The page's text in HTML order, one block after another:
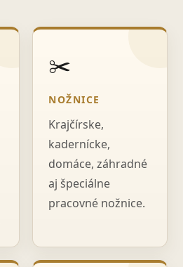
✂️
NOŽNICE
Krajčírske,
kadernícke,
domáce, záhradné
aj špeciálne
pracovné nožnice.